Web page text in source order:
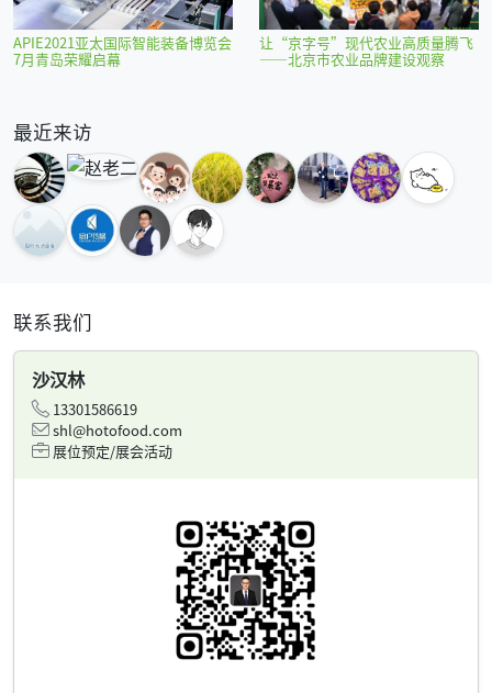
APIE2021亚太国际智能装备博览会
7月青岛荣耀启幕
让“京字号”现代农业高质量腾飞
——北京市农业品牌建设观察
最近来访
联系我们
沙汉林
13301586619
shl@hotofood.com
展位预定/展会活动